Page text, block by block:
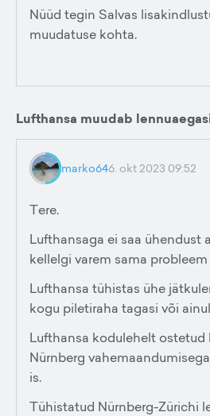
Nüüd tegin Salvas
muudatuse kohta.
Lufthansa muudab
marko646. okt 2023 09:52
Tere.
Lufthansaga ei saa ühendust
kellelgi varem sama
Lufthansa tühistas ühe
kogu piletiraha tagasi või
Lufthansa kodulehelt
Nürnberg
is.
Tühistatud Nürnberg-Zürichi